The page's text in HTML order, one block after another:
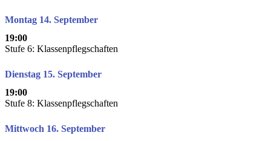
Montag 14. September
19:00
Stufe 6: Klassenpflegschaften
Dienstag 15. September
19:00
Stufe 8: Klassenpflegschaften
Mittwoch 16. September